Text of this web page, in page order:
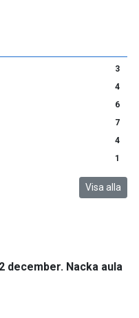
3
4
6
7
4
1
Visa alla
december. Nacka aula